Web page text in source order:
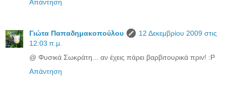
Απάντηση
Γιώτα Παπαδημακοπούλου
12 Δεκεμβρίου 2009 στις
12:03 π.μ.
@ Φυσικά Σωκράτη... αν έχεις πάρει βαρβιτουρικά πριν! :P
Απάντηση